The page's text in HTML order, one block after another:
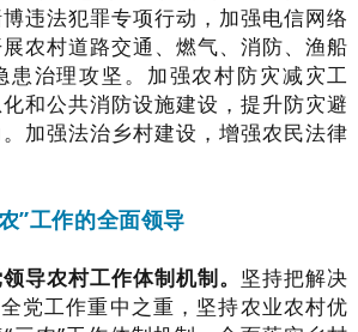
违法犯罪专项行动，加强电信网络
农村道路交通、燃气、消防、渔船
患治理攻坚。加强农村防灾减灾工
和公共消防设施建设，提升防灾避
加强法治乡村建设，增强农民法律
”工作的全面领导
导农村工作体制机制。 坚持把解决
党工作重中之重，坚持农业农村优